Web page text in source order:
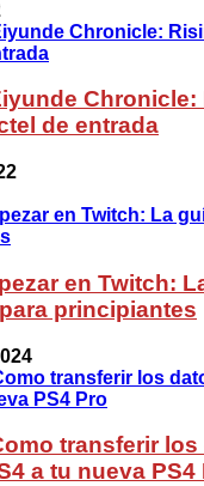
Chronicle:
de entrada
en Twitch:
principiantes
transferir los
a tu nueva PS4